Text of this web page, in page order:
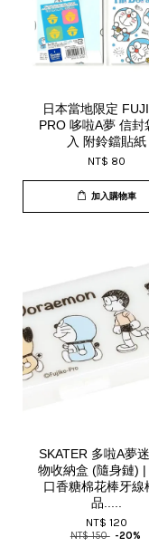
日本當地限定
PRO 哆啦A夢 信封
入 附鈴鐺貼紙
NT$ 80
加入購物車
SKATER 多啦A夢
物收納盒 (隨身鏈) |
口香糖棉花棒牙線
品.....
NT$ 120
NT$ 150 -20%